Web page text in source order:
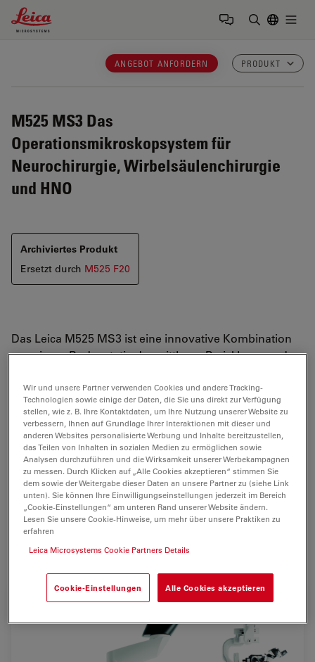
Leica Microsystems Logo
ANGEBOT ANFORDERN PRODUKT
M525 MS3 Das
Operationsmikroskopsystem für
Neurochirurgie, Wirbelsäulenchirurgie
und HNO
Archiviertes Produkt
Ersetzt durch M525 F20
Das Leica M525 MS3 ist eine innovative Kombination
aus einem Bodenstativ der mittleren Preisklasse und
von Leica Microsystems.
Dasleicht manövrierbareStativ Leica MS3 hat sechs
elektromagnetische Bremsen, die eine leichte,
reibungslose Bewegungauf allen Achsen
gewährleisten.
Das Leica M525 MS3 besitzt viele Merkmale von
Mikroskopen der Spitzenklasse und bietet dem
Chirurgen eine
Bezug auf hochwertige Operationsmikroskope.
Wir und unsere Partner verwenden Cookies und andere Tracking-
Technologien sowie einige der Daten, die Sie uns direkt zur Verfügung
stellen, wie z. B. Ihre Kontaktdaten, um Ihre Nutzung unserer Website zu
verbessern, Ihnen auf Grundlage Ihrer Interaktionen mit dieser und
anderen Websites personalisierte Werbung und Inhalte bereitzustellen,
das Teilen von Inhalten in sozialen Medien zu ermöglichen sowie
Analysen durchzuführen und die Wirksamkeit unserer Werbekampagnen
zu messen. Durch Klicken auf „Alle Cookies akzeptieren“ stimmen Sie
dem sowie der Weitergabe dieser Daten an unsere Partner zu (siehe Link
unten). Sie können Ihre Einwilligungseinstellungen jederzeit im Bereich
„Cookie-Einstellungen“ am unteren Rand unserer Website ändern.
Lesen Sie unsere Cookie-Hinweise, um mehr über unsere Praktiken zu
erfahren
Leica Microsystems Cookie Partners Details
Cookie-Einstellungen Alle Cookies akzeptieren